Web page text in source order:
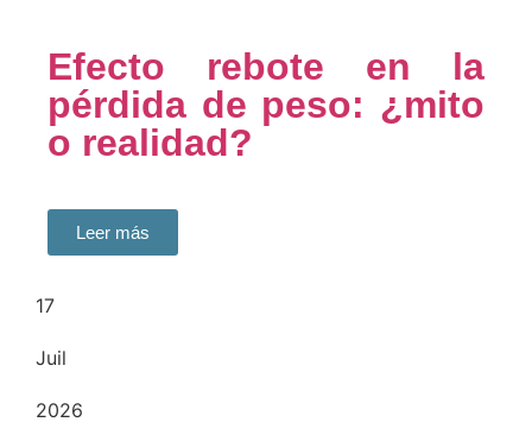
Efecto rebote en la
pérdida de peso: ¿mito
o realidad?
Leer más
17
Juil
2026